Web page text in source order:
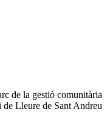
de la gestió comunitària
de Lleure de Sant Andreu